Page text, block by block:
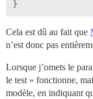
Cela est dû au fait que
n’est donc pas
Lorsque j’omets le
le test » fonctionne,
modèle, en indiquant